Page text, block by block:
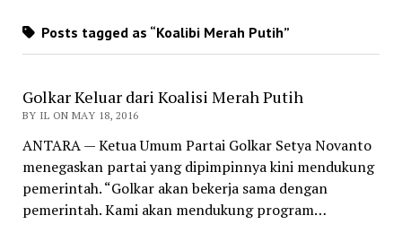
Posts tagged as “Koalibi Merah Putih”
Golkar Keluar dari Koalisi Merah Putih
BY IL ON MAY 18, 2016
ANTARA — Ketua Umum Partai Golkar Setya Novanto
menegaskan partai yang dipimpinnya kini mendukung
pemerintah. “Golkar akan bekerja sama dengan
pemerintah. Kami akan mendukung program…